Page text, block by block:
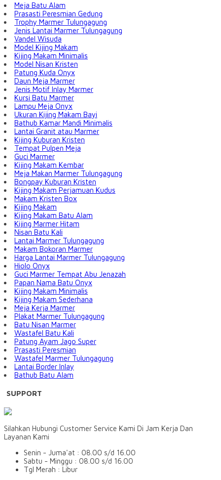
Meja Batu Alam
Prasasti Peresmian Gedung
Trophy Marmer Tulungagung
Jenis Lantai Marmer Tulungagung
Vandel Wisuda
Model Kijing Makam
Kijing Makam Minimalis
Model Nisan Kristen
Patung Kuda Onyx
Daun Meja Marmer
Jenis Motif Inlay Marmer
Kursi Batu Marmer
Lampu Meja Onyx
Ukuran Kijing Makam Bayi
Bathub Kamar Mandi Minimalis
Lantai Granit atau Marmer
Kijing Kuburan Kristen
Tempat Pulpen Meja
Guci Marmer
Kijing Makam Kembar
Meja Makan Marmer Tulungagung
Bongpay Kuburan Kristen
Kijing Makam Perjamuan Kudus
Makam Kristen Box
Kijing Makam
Kijing Makam Batu Alam
Kijing Marmer Hitam
Nisan Batu Kali
Lantai Marmer Tulungagung
Makam Bokoran Marmer
Harga Lantai Marmer Tulungagung
Hiolo Onyx
Guci Marmer Tempat Abu Jenazah
Papan Nama Batu Onyx
Kijing Makam Minimalis
Kijing Makam Sederhana
Meja Kerja Marmer
Plakat Marmer Tulungagung
Batu Nisan Marmer
Wastafel Batu Kali
Patung Ayam Jago Super
Prasasti Peresmian
Wastafel Marmer Tulungagung
Lantai Border Inlay
Bathub Batu Alam
SUPPORT
Silahkan Hubungi Customer Service Kami Di Jam Kerja Dan
Layanan Kami
Senin - Juma'at : 08.00 s/d 16.00
Sabtu - Minggu : 08.00 s/d 16.00
Tgl Merah : Libur